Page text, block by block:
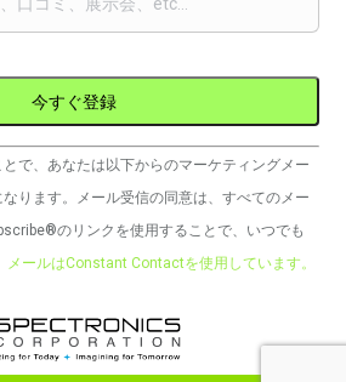
で、あなたは以下からのマーケティングメー
ります。メール受信の同意は、すべてのメー
のリンクを使用することで、いつでも
メールはConstant Contactを使用しています。